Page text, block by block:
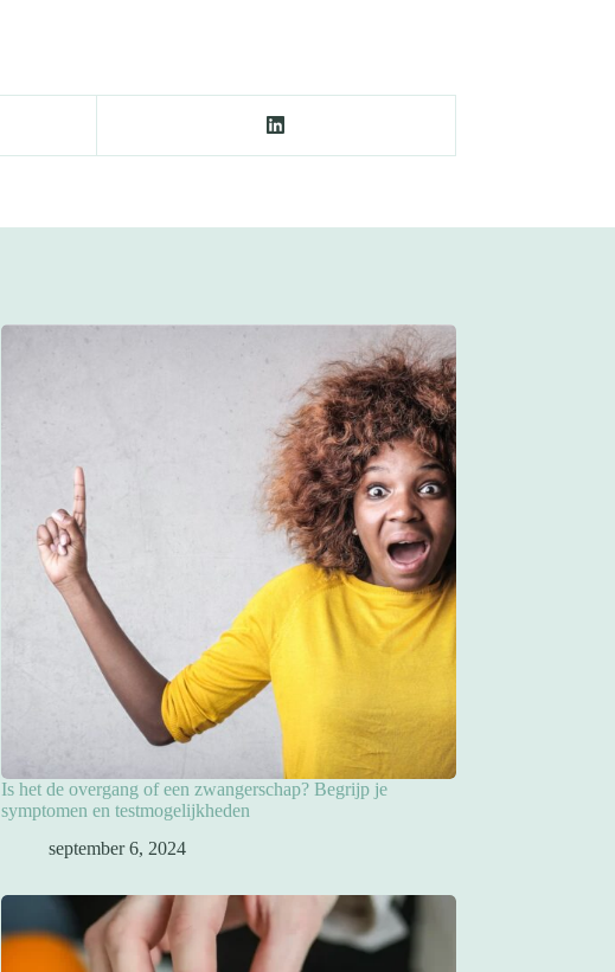
Is het de overgang of een zwangerschap? Begrijp je
symptomen en testmogelijkheden
september 6, 2024